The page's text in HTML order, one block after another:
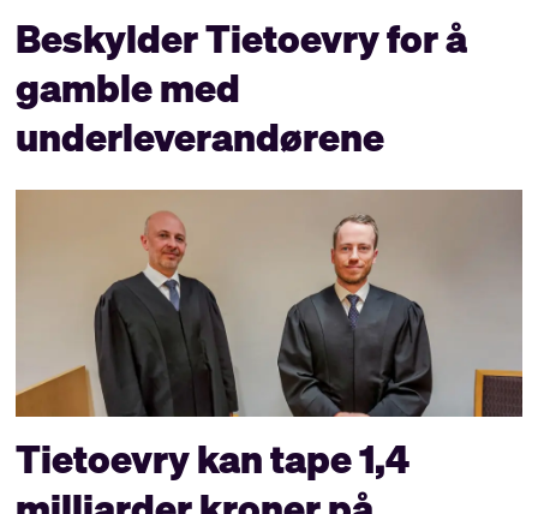
Beskylder Tietoevry for å
gamble med
underleverandørene
Tietoevry kan tape 1,4